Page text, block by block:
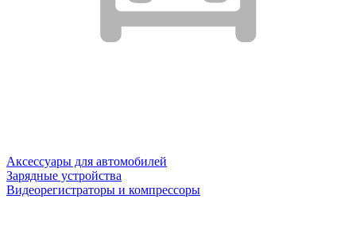
Аксессуары для автомобилей
Зарядные устройства
Видеорегистраторы и компрессоры